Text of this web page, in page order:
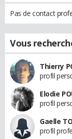
Pas de contact
Vous
Thierry
profil
Elodie
profil
Gaelle
profil